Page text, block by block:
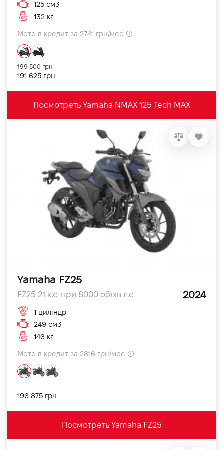
125 см3
132 кг
Мото в кредит за 2741 грн/мес
191 625 грн
199 500 грн
Посмотреть Yamaha NMAX 125 Tech MAX
Yamaha FZ25
FZ25 21 к.с. при 8000 об/хв л.с. 2024
1 циліндр
249 см3
146 кг
Мото в кредит за 2816 грн/мес
196 875 грн
Посмотреть Yamaha FZ25